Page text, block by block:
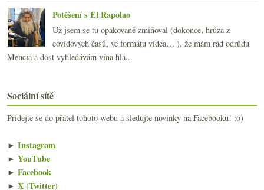
Potěšení s El Rapolao
Už jsem se tu opakovaně zmiňoval (dokonce, hrůza z
covidových časů, ve formátu videa… ), že mám rád odrůdu
Mencía a dost vyhledávám vína hla...
Sociální sítě
Přidejte se do přátel tohoto webu a sledujte novinky na Facebooku! :o)
► Instagram
► YouTube
► Facebook
► X (Twitter)